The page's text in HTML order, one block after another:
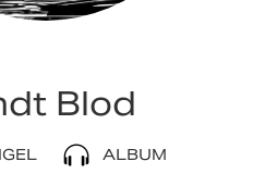
Blod
ALBUM